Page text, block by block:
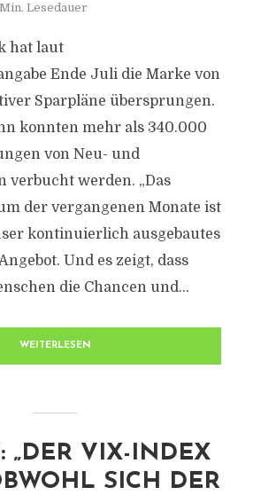
Lesedauer
hat laut
Ende Juli die Marke von
Sparpläne übersprungen.
konnten mehr als 340.000
von Neu- und
verbucht werden. „Das
der vergangenen Monate ist
kontinuierlich ausgebautes
Und es zeigt, dass
die Chancen und...
WEITERLESEN
„DER VIX-INDEX
SICH DER